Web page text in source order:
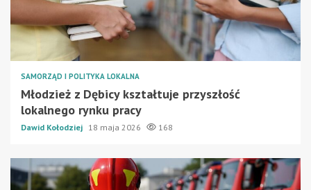
SAMORZĄD I POLITYKA LOKALNA
Młodzież z Dębicy kształtuje przyszłość
lokalnego rynku pracy
Dawid Kołodziej 18 maja 2026 168